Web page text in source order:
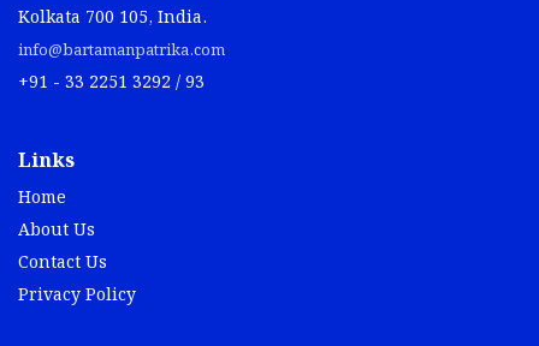
Kolkata 700 105, India.
info@bartamanpatrika.com
+91 - 33 2251 3292 / 93
Links
Home
About Us
Contact Us
Privacy Policy